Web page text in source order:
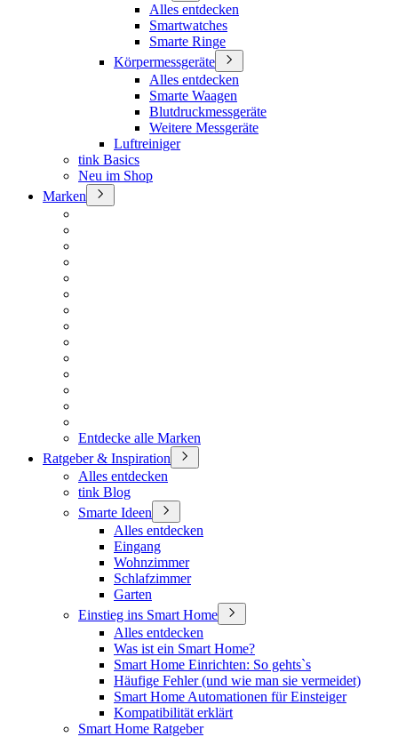
Alles entdecken
Smartwatches
Smarte Ringe
Körpermessgeräte
Alles entdecken
Smarte Waagen
Blutdruckmessgeräte
Weitere Messgeräte
Luftreiniger
tink Basics
Neu im Shop
Marken
Entdecke alle Marken
Ratgeber & Inspiration
Alles entdecken
tink Blog
Smarte Ideen
Alles entdecken
Eingang
Wohnzimmer
Schlafzimmer
Garten
Einstieg ins Smart Home
Alles entdecken
Was ist ein Smart Home?
Smart Home Einrichten: So gehts`s
Häufige Fehler (und wie man sie vermeidet)
Smart Home Automationen für Einsteiger
Kompatibilität erklärt
Smart Home Ratgeber